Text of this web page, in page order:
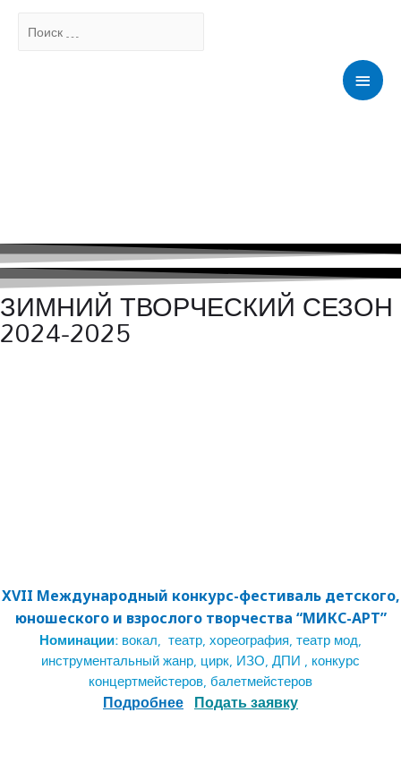
Поиск
ЗИМНИЙ ТВОРЧЕСКИЙ СЕЗОН
2024-2025
XVII Международный конкурс-фестиваль детского,
юношеского и взрослого творчества “МИКС-АРТ”
Номинации:вокал, театр, хореография, театр мод,
инструментальный жанр, цирк, ИЗО, ДПИ , конкурс
концертмейстеров, балетмейстеров
Подробнее Подать заявку